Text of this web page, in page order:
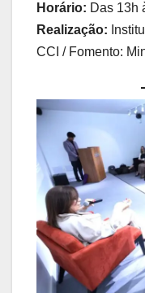
Horário: Das 13h
Realização:
CCI / Fomento: